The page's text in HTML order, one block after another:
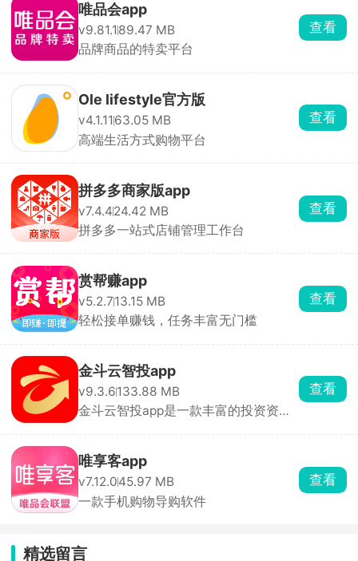
唯品会app
v9.81.1 89.47 MB
品牌商品的特卖平台
查看
Ole lifestyle官方版
v4.1.11 63.05 MB
高端生活方式购物平台
查看
拼多多商家版app
v7.4.424.42 MB
拼多多一站式店铺管理工作台
查看
赏帮赚app
v5.2.713.15 MB
轻松接单赚钱，任务丰富无门槛
查看
金斗云智投app
v9.3.6133.88 MB
金斗云智投app是一款丰富的投资资讯
查看
唯享客app
v7.12.045.97 MB
一款手机购物导购软件
查看
精选留言